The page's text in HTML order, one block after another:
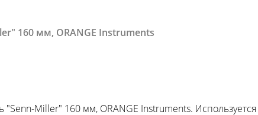
160 мм, ORANGE Instruments
Miller" 160 мм, ORANGE Instruments.